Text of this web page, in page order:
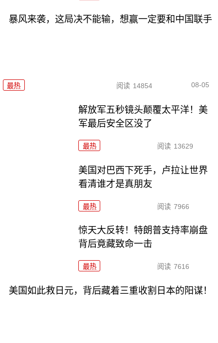
暴风来袭，这局决不能输，想赢一定要和中国联手
最热 阅读 14854 08-05
解放军五秒镜头颠覆太平洋！美
军最后安全区没了
最热 阅读 13629
美国对巴西下死手，卢拉让世界
看清谁才是真朋友
最热 阅读 7966
惊天大反转！特朗普支持率崩盘
背后竟藏致命一击
最热 阅读 7616
美国如此救日元，背后藏着三重收割日本的阳谋！